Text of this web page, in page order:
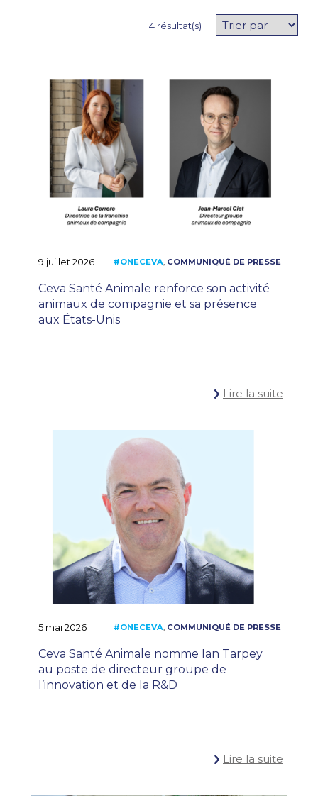
14 résultat(s)
9 juillet 2026
Ceva Santé Animale renforce son activité
animaux de compagnie et sa présence
aux États-Unis
Lire la suite
5 mai 2026
Ceva Santé Animale nomme Ian Tarpey
au poste de directeur groupe de
l’innovation et de la R&D
Lire la suite